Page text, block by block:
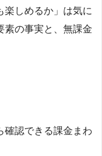
楽しめるか」は気に
素の事実と、無課金
確認できる課金まわ